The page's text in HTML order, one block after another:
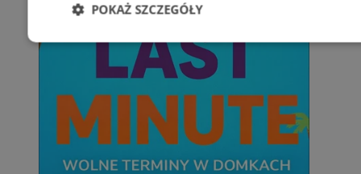
POKAŻ SZCZEGÓŁY
Niezbędne Wydajność
Niesklasyfikowane